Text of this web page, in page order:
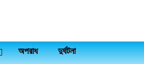
অপরাধ
দুর্ঘটনা